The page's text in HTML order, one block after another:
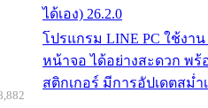
ได้เอง) 26.2.0
โปรแกรม LINE PC ใช้งา
หน้าจอ ได้อย่างสะดวก พร้
สติกเกอร์ มีการอัปเดตสม่ำ